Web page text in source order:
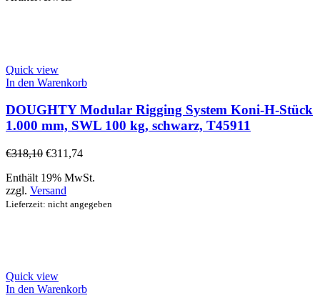
Quick view
In den Warenkorb
DOUGHTY Modular Rigging System Koni-H-Stück
1.000 mm, SWL 100 kg, schwarz, T45911
€318,10 €311,74
Enthält 19% MwSt.
zzgl. Versand
Lieferzeit: nicht angegeben
Quick view
In den Warenkorb